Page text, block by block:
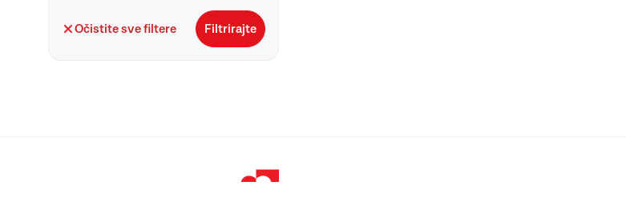
Očistite sve filtere Filtrirajte